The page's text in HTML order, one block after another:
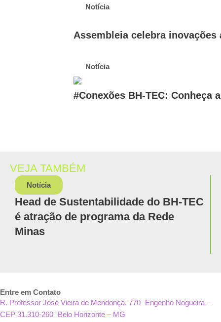
Notícia
Assembleia celebra
Notícia
#Conexões BH-TEC: Conheça
VEJA TAMBÉM
Notícia
Head de Sustentabilidade do BH-TEC
é atração de programa da Rede
Minas
Entre em Contato
R. Professor José Vieira de Mendonça, 770 Engenho Nogueira –
CEP 31.310-260 Belo Horizonte – MG